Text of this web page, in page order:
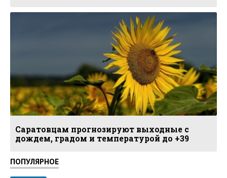
Саратовцам прогнозируют выходные с
дождем, градом и температурой до +39
ПОПУЛЯРНОЕ